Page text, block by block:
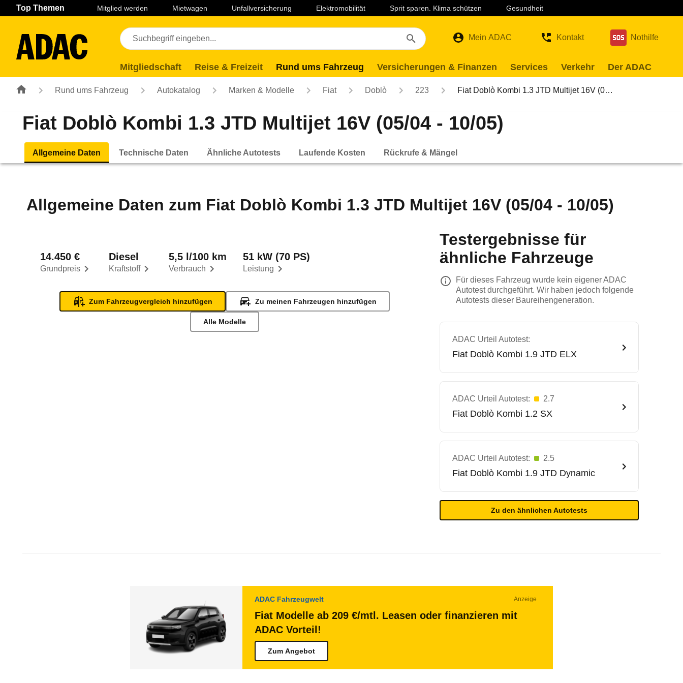
Navigation Seiteninhalt Fußzeile
Top Themen Mitglied werden Mietwagen Unfallversicherung Elektromobilität Sprit sparen. Klima schützen Gesundheit
Mein ADAC Kontakt Nothilfe
Mitgliedschaft Reise & Freizeit Rund ums Fahrzeug Versicherungen & Finanzen Services Verkehr Der ADAC
Rund ums Fahrzeug Autokatalog Marken & Modelle Fiat Doblò 223 Fiat Doblò Kombi 1.3 JTD Multijet 16V (0…
Fiat Doblò Kombi 1.3 JTD Multijet 16V (05/04 - 10/05)
Allgemeine Daten Technische Daten Ähnliche Autotests Laufende Kosten Rückrufe & Mängel
Allgemeine Daten zum Fiat Doblò Kombi 1.3 JTD Multijet 16V (05/04 - 10/05)
Grundpreis
14.450 €
Kraftstoff
Diesel
Verbrauch
5,5 l/100 km
Leistung
51 kW (70 PS)
Zum Fahrzeugvergleich hinzufügen Zu meinen Fahrzeugen hinzufügen
Alle Modelle
Testergebnisse für
ähnliche Fahrzeuge
Für dieses Fahrzeug wurde kein eigener ADAC
Autotest durchgeführt. Wir haben jedoch folgende
Autotests dieser Baureihengeneration.
ADAC Urteil Autotest:
Fiat Doblò Kombi 1.9 JTD ELX
ADAC Urteil Autotest: 2.7
Fiat Doblò Kombi 1.2 SX
ADAC Urteil Autotest: 2.5
Fiat Doblò Kombi 1.9 JTD Dynamic
Zu den ähnlichen Autotests
ADAC Fahrzeugwelt Anzeige
Fiat Modelle ab 209 €/mtl. Leasen oder finanzieren mit
ADAC Vorteil!
Zum Angebot